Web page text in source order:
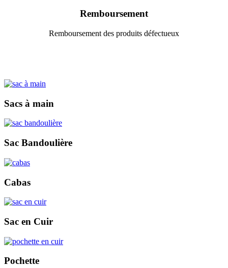
Remboursement
Remboursement des produits défectueux
Sacs à main
Sac Bandoulière
Cabas
Sac en Cuir
Pochette